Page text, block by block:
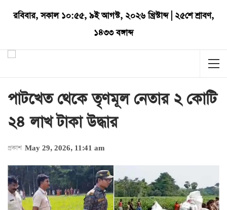
রবিবার,সকাল ১০:৫৫, ৯ই আগস্ট, ২০২৬ খ্রিস্টাব্দ| ২৫শে শ্রাবণ,
১৪৩৩ বঙ্গাব্দ
পাটখেত থেকে তৃণমূল নেতার ২ কোটি
২৪ লাখ টাকা উদ্ধার
প্রকাশ May 29, 2026, 11:41 am